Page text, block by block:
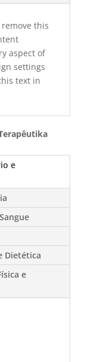
this
aspect of
settings
text in
e
Dietética
e